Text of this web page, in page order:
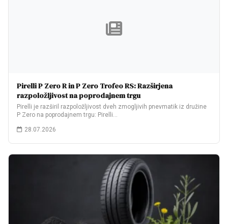
Pirelli P Zero R in P Zero Trofeo RS: Razširjena
razpoložljivost na poprodajnem trgu
Pirelli je razširil razpoložljivost dveh zmogljivih pnevmatik iz družine
P Zero na poprodajnem trgu: Pirelli…
28.07.2026